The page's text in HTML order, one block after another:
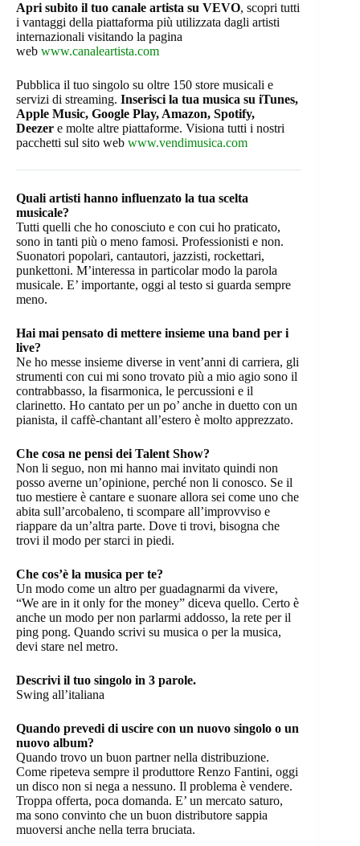
Apri subito il tuo canale artista su VEVO, scopri tutti
i vantaggi della piattaforma più utilizzata dagli artisti
internazionali visitando la pagina
web www.canaleartista.com
Pubblica il tuo singolo su oltre 150 store musicali e
servizi di streaming. Inserisci la tua musica su iTunes,
Apple Music, Google Play, Amazon, Spotify,
Deezer e molte altre piattaforme. Visiona tutti i nostri
pacchetti sul sito web www.vendimusica.com
Quali artisti hanno influenzato la tua scelta
musicale?
Tutti quelli che ho conosciuto e con cui ho praticato,
sono in tanti più o meno famosi. Professionisti e non.
Suonatori popolari, cantautori, jazzisti, rockettari,
punkettoni. M’interessa in particolar modo la parola
musicale. E’ importante, oggi al testo si guarda sempre
meno.
Hai mai pensato di mettere insieme una band per i
live?
Ne ho messe insieme diverse in vent’anni di carriera, gli
strumenti con cui mi sono trovato più a mio agio sono il
contrabbasso, la fisarmonica, le percussioni e il
clarinetto. Ho cantato per un po’ anche in duetto con un
pianista, il caffè-chantant all’estero è molto apprezzato.
Che cosa ne pensi dei Talent Show?
Non li seguo, non mi hanno mai invitato quindi non
posso averne un’opinione, perché non li conosco. Se il
tuo mestiere è cantare e suonare allora sei come uno che
abita sull’arcobaleno, ti scompare all’improvviso e
riappare da un’altra parte. Dove ti trovi, bisogna che
trovi il modo per starci in piedi.
Che cos’è la musica per te?
Un modo come un altro per guadagnarmi da vivere,
“We are in it only for the money” diceva quello. Certo è
anche un modo per non parlarmi addosso, la rete per il
ping pong. Quando scrivi su musica o per la musica,
devi stare nel metro.
Descrivi il tuo singolo in 3 parole.
Swing all’italiana
Quando prevedi di uscire con un nuovo singolo o un
nuovo album?
Quando trovo un buon partner nella distribuzione.
Come ripeteva sempre il produttore Renzo Fantini, oggi
un disco non si nega a nessuno. Il problema è vendere.
Troppa offerta, poca domanda. E’ un mercato saturo,
ma sono convinto che un buon distributore sappia
muoversi anche nella terra bruciata.